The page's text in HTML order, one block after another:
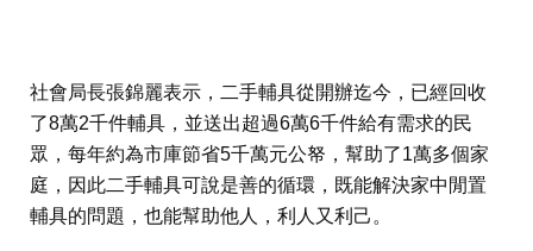
社會局長張錦麗表示，二手輔具從開辦迄今，已經回收
了8萬2千件輔具，並送出超過6萬6千件給有需求的民
眾，每年約為市庫節省5千萬元公帑，幫助了1萬多個家
庭，因此二手輔具可說是善的循環，既能解決家中閒置
輔具的問題，也能幫助他人，利人又利己。